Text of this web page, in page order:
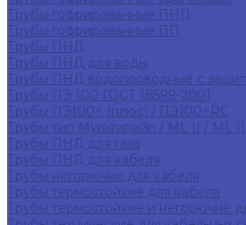
Трубы гофрированные ПНД
Трубы гофрированные ПП
Трубы ПНД
Трубы ПНД для воды
Трубы ПНД водопроводные с
Трубы ПЭ 100 ГОСТ 18599-2001
Трубы ПЭ100+ (плюс) / ПЭ100+RC
Трубы тип Мультипайп / ML II / ML
Трубы ПНД для газа
Трубы ПНД для кабеля
Трубы негорючие для кабеля
Трубы термостойкие для кабеля
Трубы термостойкие и негорючие